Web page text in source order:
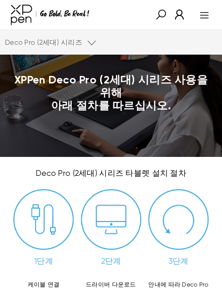
Deco Pro (2세대) 시리즈
XPPen Deco Pro (2세대) 시리즈 사용을
위해
아래 절차를 따르십시오.
Deco Pro (2세대) 시리즈 타블렛 설치 절차
1단계
케이블 연결
2단계
드라이버 다운로드
3단계
안내에 따라 Deco Pro